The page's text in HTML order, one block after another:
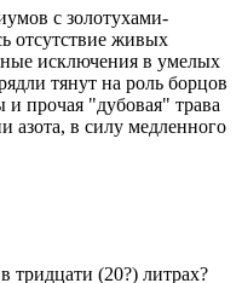
с золотухами-
отсутствие живых
исключения в умелых
тянут на роль борцов
прочая "дубовая" трава
азота, в силу медленного
тридцати (20?) литрах?